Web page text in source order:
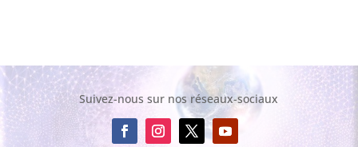
Suivez-nous sur nos réseaux-sociaux